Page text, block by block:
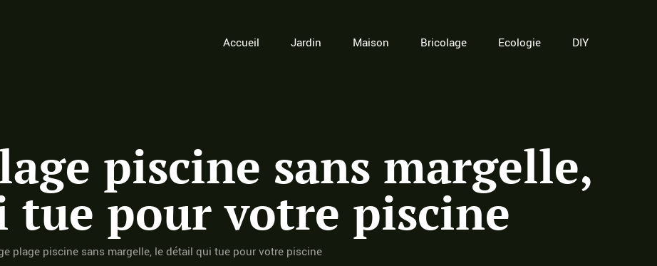
Accueil Jardin Maison Bricolage Ecologie DIY
piscine sans margelle,
pour votre piscine
plage piscine sans margelle, le détail qui tue pour votre piscine